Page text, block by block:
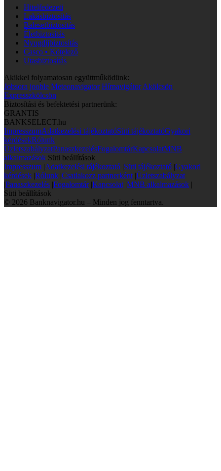
Hitelfedezeti
Lakásbiztosítás
Balesetbiztosítás
Életbiztosítás
Nyugdíjbiztosítás
Casco • Kötelező
Utasbiztosítás
Akikkel folyamatosan együttműködünk:
Jobsora jooble Meteonavigator Hírnavigátor Akölcsön
Expresszkölcsön
Biztosítási és befektetési partnerünk:
GRANTIS
BANKSELECT.hu
ImpresszumAdatkezelési tájékoztatóSüti tájékoztatóGyakori
kérdésekRólunk
ÜzletszabályzatPanaszkezelésFogalomtárKapcsolatMNB
alkalmazások Süti beállítások
Impresszum |Adatkezelési tájékoztató |Süti tájékoztató |Gyakori
kérdések |Rólunk |Csatlakozz partnerként |Üzletszabályzat
|Panaszkezelés |Fogalomtár |Kapcsolat |MNB alkalmazások |
Süti beállítások
© 2026 Banknavigator.hu – Minden jog fenntartva.